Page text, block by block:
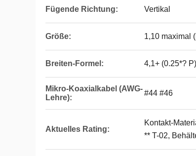
Fügende Richtung: Vertikal
Größe: 1,10 maximal
Breiten-Formel: 4,1+ (0.25*?
Mikro-Koaxialkabel (AWG-
Lehre):
#44 #46
Aktuelles Rating:
Kontakt-
** T-02,